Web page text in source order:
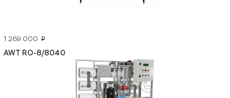
1 269 000 p
AWT RO-8/8040